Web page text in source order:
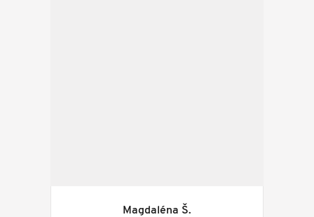
Magdaléna Š.